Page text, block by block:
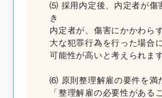
⑸ 採用内定後、内定者が傷
き
内定者が、傷害にかかわら
大な犯罪行為を行った場合
可能性が高いと考えられます
⑹ 原則整理解雇の要件を満
「整理解雇の必要性がある